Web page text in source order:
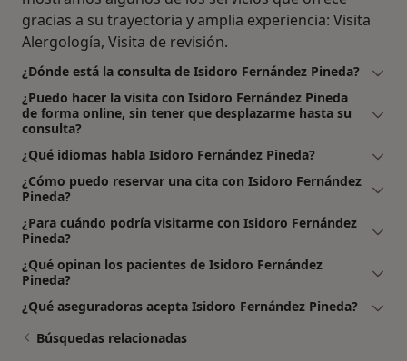
gracias a su trayectoria y amplia experiencia: Visita
Alergología, Visita de revisión.
¿Dónde está la consulta de Isidoro Fernández Pineda?
¿Puedo hacer la visita con Isidoro Fernández Pineda
de forma online, sin tener que desplazarme hasta su
consulta?
¿Qué idiomas habla Isidoro Fernández Pineda?
¿Cómo puedo reservar una cita con Isidoro Fernández
Pineda?
¿Para cuándo podría visitarme con Isidoro Fernández
Pineda?
¿Qué opinan los pacientes de Isidoro Fernández
Pineda?
¿Qué aseguradoras acepta Isidoro Fernández Pineda?
Búsquedas relacionadas